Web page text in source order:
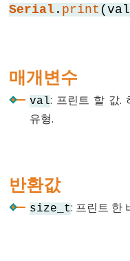
String()
unsigned
int
unsigned
word
Serial . print
매개변수
val: 프린트 할 값.
유형.
반환값
size_t: 프린트 한